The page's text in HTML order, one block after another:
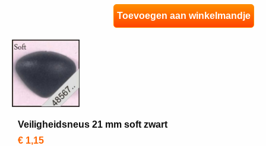
Toevoegen aan winkelmandje
Veiligheidsneus 21 mm soft zwart
€ 1,15